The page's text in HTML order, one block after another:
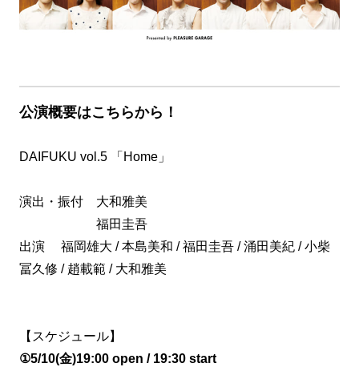
公演概要はこちらから！
DAIFUKU vol.5 「Home」
演出・振付 大和雅美
福田圭吾
出演 福岡雄大 / 本島美和 / 福田圭吾 / 涌田美紀 / 小柴
冨久修 / 趙載範 / 大和雅美
【スケジュール】
①5/10(金)19:00 open / 19:30 start